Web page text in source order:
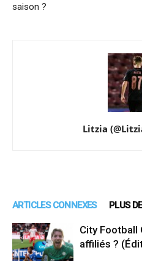
saison ?
Litzia
ARTICLES CONNEXES PLUS
City Football
affiliés ?